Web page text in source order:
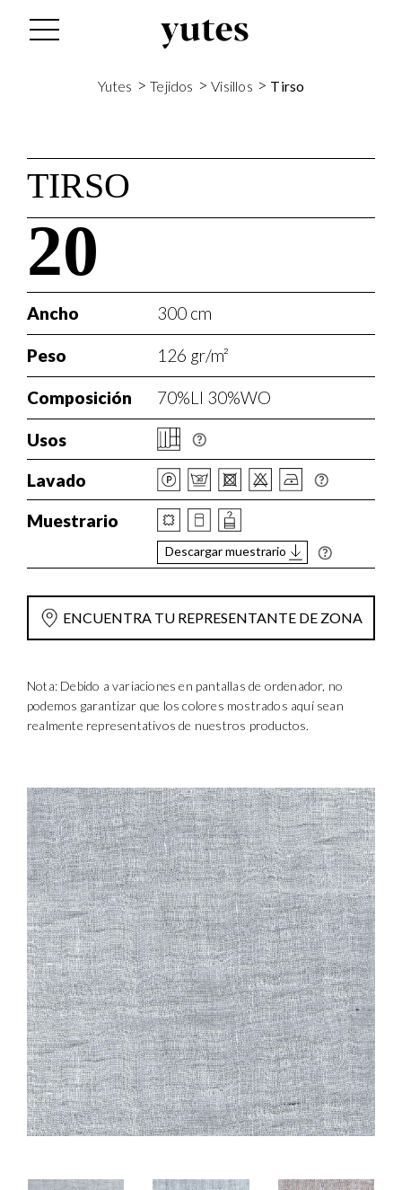
Yutes >Tejidos >Visillos > Tirso
TIRSO
20
Ancho 300 cm
Peso 126 gr/m²
Composición 70%LI 30%WO
Usos
Lavado
Muestrario
Descargar muestrario
ENCUENTRA TU REPRESENTANTE DE ZONA
Nota: Debido a variaciones en pantallas de ordenador, no
podemos garantizar que los colores mostrados aquí sean
realmente representativos de nuestros productos.